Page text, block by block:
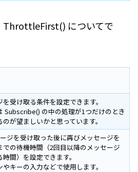
ThrottleFirst() についてで
を受け取る条件を設定できます。
Subscribe() の中の処理が1つだけのとき
のが望ましいかと思っています。
ジを受け取った後に再びメッセージを
での待機時間（2回目以降のメッセージ
間）を設定できます。
キーの入力などで使用します。